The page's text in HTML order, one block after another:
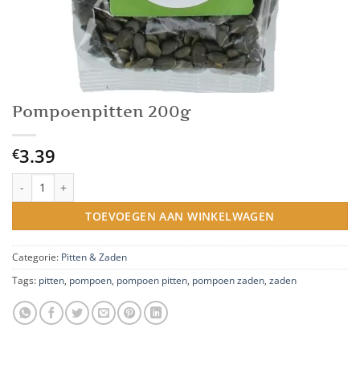
Pompoenpitten 200g
€3.39
Pompoenpitten 200g aantal
TOEVOEGEN AAN WINKELWAGEN
Categorie: Pitten & Zaden
Tags: pitten pompoen pompoen pitten pompoen zaden zaden